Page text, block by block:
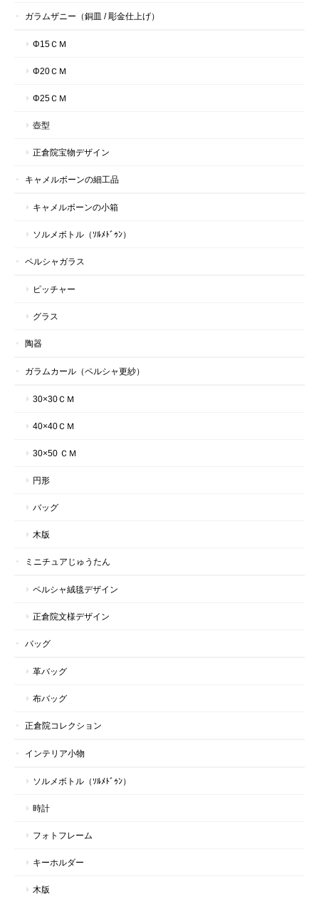
ガラムザニー（銅皿 / 彫金仕上げ）
Φ15ＣＭ
Φ20ＣＭ
Φ25ＣＭ
壺型
正倉院宝物デザイン
キャメルボーンの細工品
キャメルボーンの小箱
ソルメボトル（ｿﾙﾒﾄﾞｩﾝ）
ペルシャガラス
ピッチャー
グラス
陶器
ガラムカール（ペルシャ更紗）
30×30ＣＭ
40×40ＣＭ
30×50 ＣＭ
円形
バッグ
木版
ミニチュアじゅうたん
ペルシャ絨毯デザイン
正倉院文様デザイン
バッグ
革バッグ
布バッグ
正倉院コレクション
インテリア小物
ソルメボトル（ｿﾙﾒﾄﾞｩﾝ）
時計
フォトフレーム
キーホルダー
木版